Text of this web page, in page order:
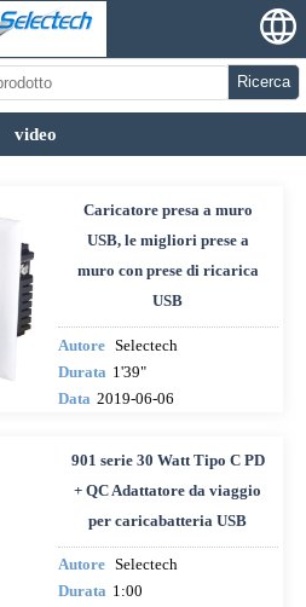
Ricerca
video
Caricatore presa a muro
USB, le migliori prese a
muro con prese di ricarica
USB
Autore Selectech
Durata 1'39"
Data 2019-06-06
901 serie 30 Watt Tipo C PD
+ QC Adattatore da viaggio
per caricabatteria USB
Autore Selectech
Durata 1:00